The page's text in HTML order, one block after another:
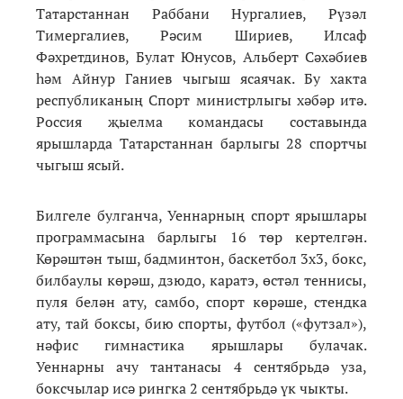
Татарстаннан Раббани Нургалиев, Рүзәл
Тимергалиев, Рәсим Шириев, Илсаф
Фәхретдинов, Булат Юнусов, Альберт Сәхәбиев
һәм Айнур Ганиев чыгыш ясаячак. Бу хакта
республиканың Спорт министрлыгы хәбәр итә.
Россия җыелма командасы составында
ярышларда Татарстаннан барлыгы 28 спортчы
чыгыш ясый.
Билгеле булганча, Уеннарның спорт ярышлары
программасына барлыгы 16 төр кертелгән.
Көрәштән тыш, бадминтон, баскетбол 3х3, бокс,
билбаулы көрәш, дзюдо, каратэ, өстәл теннисы,
пуля белән ату, самбо, спорт көрәше, стендка
ату, тай боксы, бию спорты, футбол («футзал»),
нәфис гимнастика ярышлары булачак.
Уеннарны ачу тантанасы 4 сентябрьдә уза,
боксчылар исә рингка 2 сентябрьдә үк чыкты.